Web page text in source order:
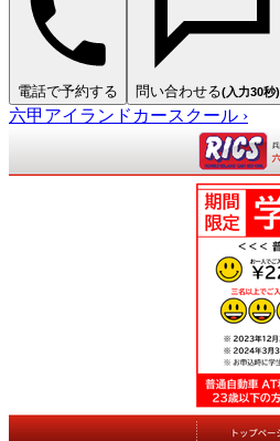
電話で予約する 問い合わせる(入力30秒)
六甲アイランドカースクール ›